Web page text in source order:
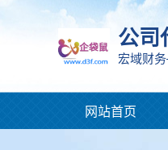
公司
宏域财
网站首页